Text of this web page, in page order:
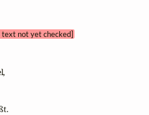
text not yet checked]